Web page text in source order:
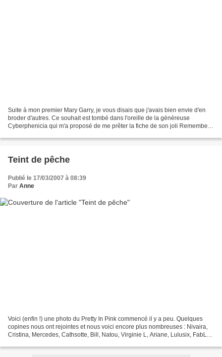
Suite à mon premier Mary Garry, je vous disais que j'avais bien envie d'en
broder d'autres. Ce souhait est tombé dans l'oreille de la généreuse
Cyberphenicia qui m'a proposé de me prêter la fiche de son joli Remember
Teint de pêche
Publié le 17/03/2007 à 08:39
Par Anne
Voici (enfin !) une photo du Pretty In Pink commencé il y a peu. Quelques
copines nous ont rejointes et nous voici encore plus nombreuses : Nivaira,
Cristina, Mercedes, Cathsotte, Bill, Natou, Virginie L, Ariane, Lulusix, FabLor,